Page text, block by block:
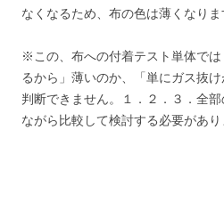
なくなるため、布の色は薄くなりま
※この、布への付着テスト単体で
るから」薄いのか、「単にガス抜け
判断できません。１．２．３．全
ながら比較して検討する必要があり